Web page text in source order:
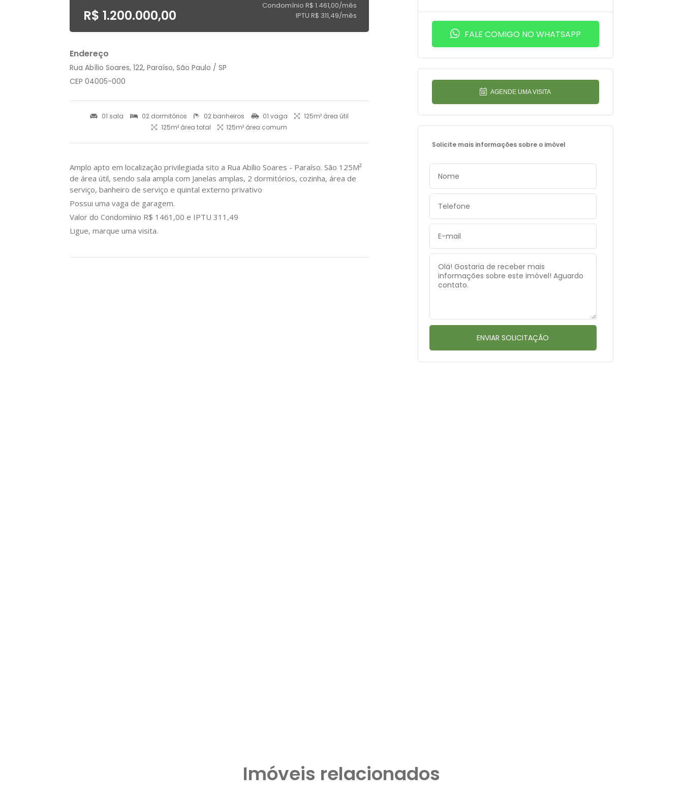
R$ 1.200.000,00
Condomínio R$ 1.461,00/mês
IPTU R$ 311,49/mês
Endereço
Rua Abílio Soares, 122, Paraíso, São Paulo / SP
CEP 04005-000
01 sala 02 dormitórios 02 banheiros 01 vaga
125m² área útil
125m² área total
125m² área comum
Amplo apto em localização privilegiada sito a Rua Abílio Soares - Paraíso. São 125M²
de área útil, sendo sala ampla com Janelas amplas, 2 dormitórios, cozinha, área de
serviço, banheiro de serviço e quintal externo privativo
Possui uma vaga de garagem.
Valor do Condomínio R$ 1461,00 e IPTU 311,49
Ligue, marque uma visita.
FALE COMIGO NO WHATSAPP
AGENDE UMA VISITA
Solicite mais informações sobre o imóvel
Imóveis relacionados